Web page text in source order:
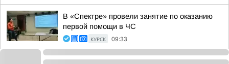
В «Спектре» провели занятие по оказанию
первой помощи в ЧС
КУРСК 09:33